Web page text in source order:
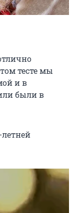
тесте мы
и в
были в